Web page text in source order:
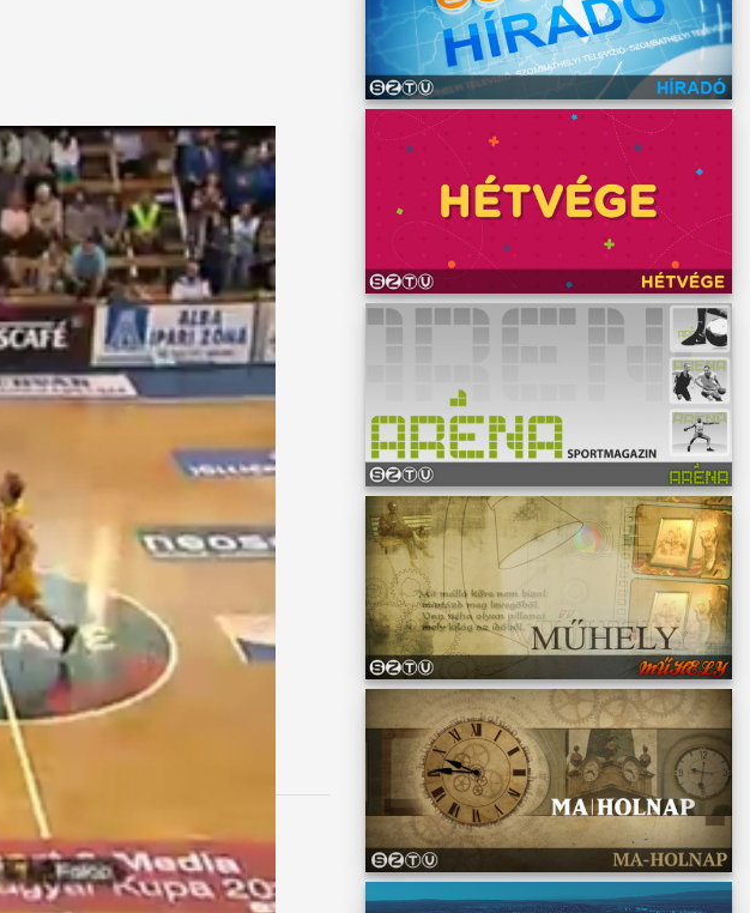
a Szolnokot, majd a
a Final-Four-ra. Az elődöntőben a
sokkal 14 ponttal meglépett a
és 104-99-es győzelemmel a
játékrészben a hosszabb
sárga-feketéknek pedig
is élőben közvetítjük a